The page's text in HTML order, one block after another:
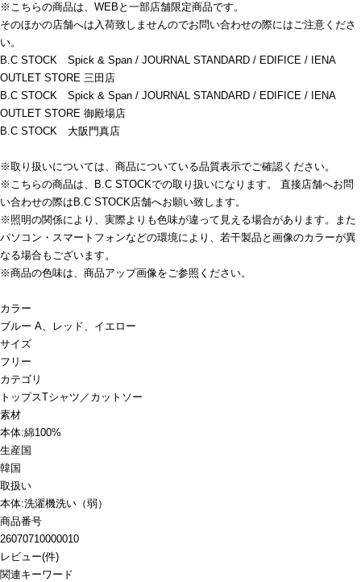
※こちらの商品は、WEBと一部店舗限定商品です。
そのほかの店舗へは入荷致しませんのでお問い合わせの際にはご注意くださ
い。
B.C STOCK Spick & Span / JOURNAL STANDARD / EDIFICE / IENA
OUTLET STORE 三田店
B.C STOCK Spick & Span / JOURNAL STANDARD / EDIFICE / IENA
OUTLET STORE 御殿場店
B.C STOCK 大阪門真店
※取り扱いについては、商品についている品質表示でご確認ください。
※こちらの商品は、B.C STOCKでの取り扱いになります。 直接店舗へお問
い合わせの際はB.C STOCK店舗へお願い致します。
※照明の関係により、実際よりも色味が違って見える場合があります。また
パソコン・スマートフォンなどの環境により、若干製品と画像のカラーが異
なる場合もございます。
※商品の色味は、商品アップ画像をご参照ください。
カラー
ブルー A、レッド、イエロー
サイズ
フリー
カテゴリ
トップスTシャツ／カットソー
素材
本体:綿100%
生産国
韓国
取扱い
本体:洗濯機洗い（弱）
商品番号
26070710000010
レビュー(件)
関連キーワード